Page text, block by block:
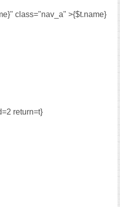
class="nav_a" >{$t.name}
return=t}